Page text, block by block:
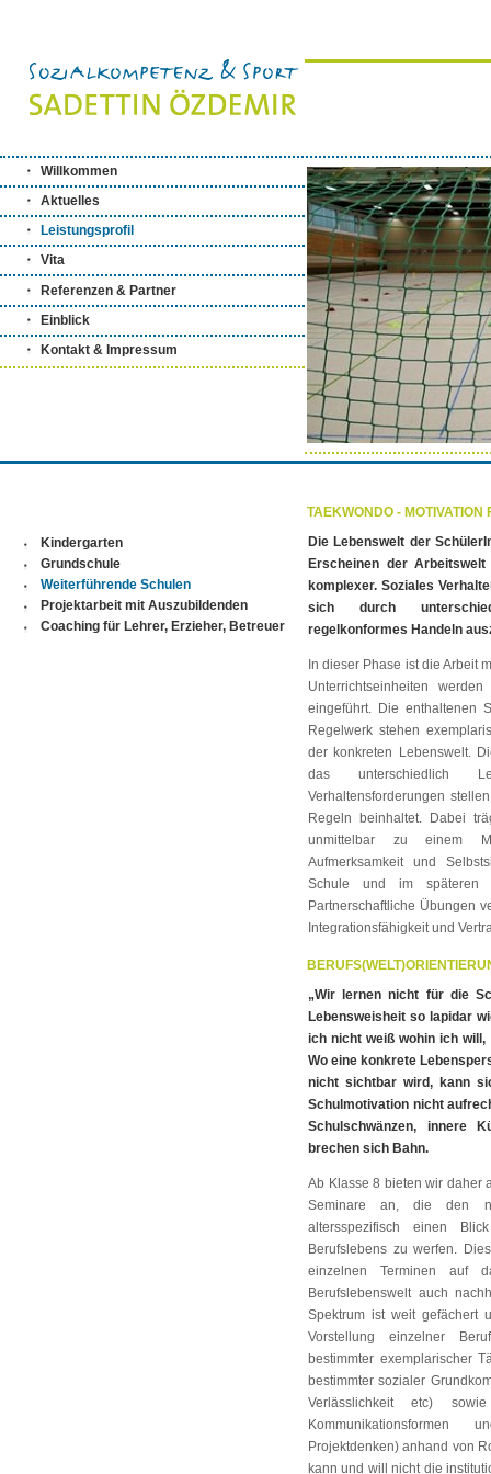
Willkommen
Aktuelles
Leistungsprofil
Vita
Referenzen & Partner
Einblick
Kontakt & Impressum
Kindergarten
Grundschule
Weiterführende Schulen
Projektarbeit mit Auszubildenden
Coaching für Lehrer, Erzieher, Betreuer
TAEKWONDO - MOTIVATION
Die Lebenswelt der
Erscheinen der
komplexer. Soziales
sich durch
regelkonformes Handeln
In dieser Phase ist die Arbeit
Unterrichtseinheiten
eingeführt. Die enthaltenen
Regelwerk stehen
der konkreten Lebenswelt.
das unterschiedlich
Verhaltensforderungen
Regeln beinhaltet. Dabei
unmittelbar zu einem
Aufmerksamkeit und
Schule und im späteren
Partnerschaftliche Übungen
Integrationsfähigkeit und
„Wir lernen nicht für die
Lebensweisheit so lapidar
ich nicht weiß wohin ich
Wo eine konkrete
nicht sichtbar wird, kann
Schulmotivation nicht
Schulschwänzen, innere
brechen sich Bahn.
Ab Klasse 8 bieten wir daher
Seminare an, die den
altersspezifisch einen
Berufslebens zu werfen.
einzelnen Terminen auf
Berufslebenswelt auch
Spektrum ist weit gefächert
Vorstellung einzelner
bestimmter exemplarischer
bestimmter sozialer
Verlässlichkeit etc)
Projektdenken) anhand von
kann und will nicht die